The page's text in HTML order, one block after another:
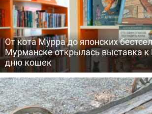
От кота Мурра до японских
Мурманске открылась выставка
дню кошек